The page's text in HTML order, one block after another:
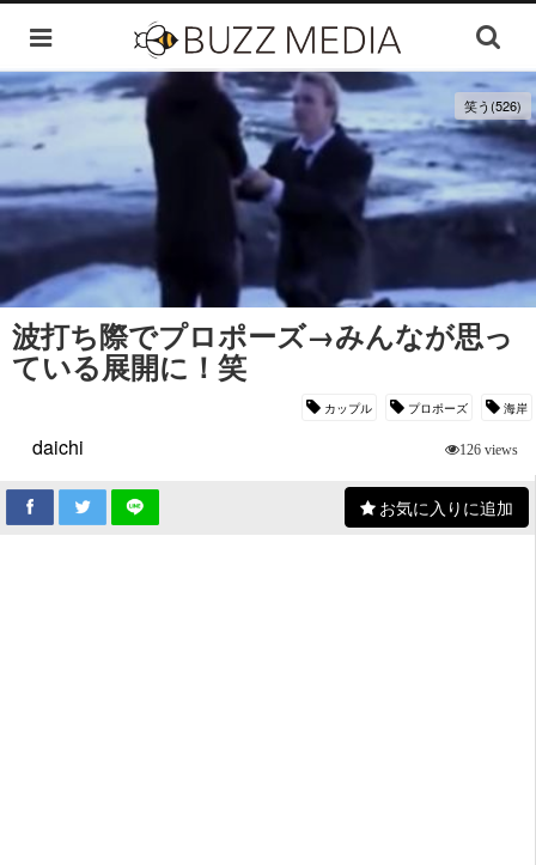
笑う(526)
波打ち際でプロポーズ→みんなが思っ
ている展開に！笑
カップル プロポーズ 海岸
daichi 126 views
お気に入りに追加